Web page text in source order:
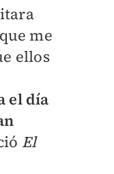
me
ellos
el día
El